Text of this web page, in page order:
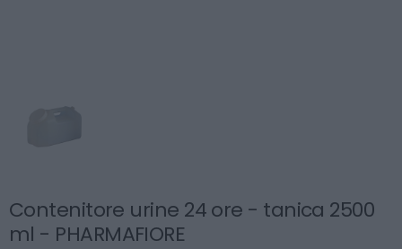
Contenitore urine 24 ore - tanica 2500
ml - PHARMAFIORE